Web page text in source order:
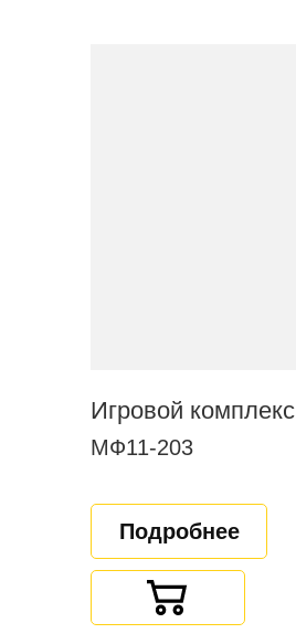
Игровой комплекс
МФ11-203
Подробнее